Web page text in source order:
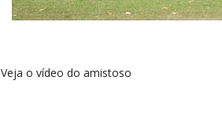
Veja o vídeo do amistoso